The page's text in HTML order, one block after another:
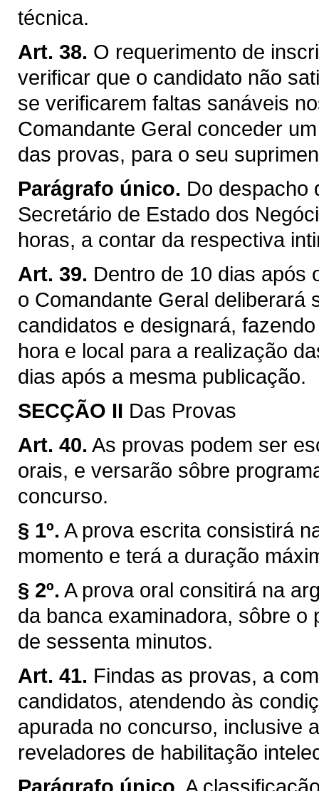
técnica.
Art. 38. O requerimento de
verificar que o candidato não
se verificarem faltas sanáveis
Comandante Geral conceder
das provas, para o seu
Parágrafo único. Do despacho
Secretário de Estado dos
horas, a contar da respectiva
Art. 39. Dentro de 10 dias após
o Comandante Geral deliberará
candidatos e designará,
hora e local para a realização
dias após a mesma publicação.
SECÇÃO II Das Provas
Art. 40. As provas podem ser
orais, e versarão sôbre
concurso.
§ 1º. A prova escrita consistirá
momento e terá a duração
§ 2º. A prova oral consitirá na
da banca examinadora, sôbre
de sessenta minutos.
Art. 41. Findas as provas, a
candidatos, atendendo às
apurada no concurso, inclusive
reveladores de habilitação
Parágrafo único. A